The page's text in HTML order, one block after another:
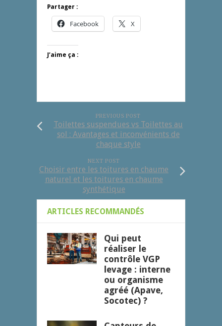
Partager :
Facebook X
J’aime ça :
PREVIOUS POST
Toilettes suspendues vs Toilettes au
sol : Avantages et inconvénients de
chaque style
NEXT POST
Choisir entre les toitures en chaume
naturel et les toitures en chaume
synthétique
ARTICLES RECOMMANDÉS
Qui peut
réaliser le
contrôle VGP
levage : interne
ou organisme
agréé (Apave,
Socotec) ?